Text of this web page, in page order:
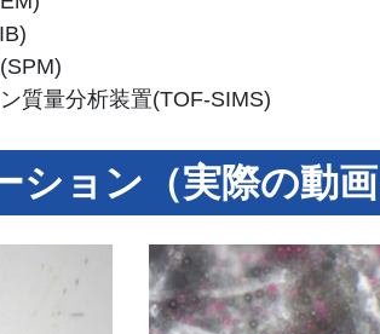
質量分析装置(TOF-SIMS)
ション（実際の動